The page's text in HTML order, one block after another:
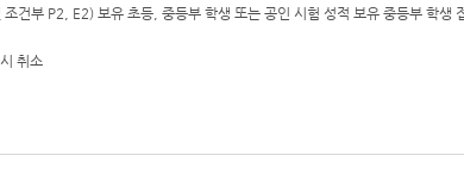
건부 P2, E2) 보유 초등, 중등부 학생 또는 공인 시험 성적 보유 중등부 학생
취소